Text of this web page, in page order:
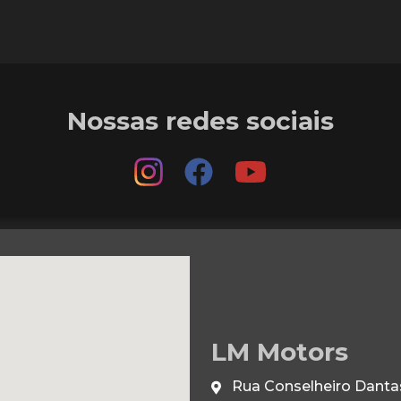
Nossas redes sociais
LM Motors
Rua Conselheiro